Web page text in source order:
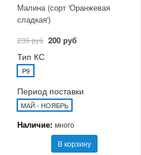
Малина (сорт 'Оранжевая
сладкая')
235 руб 200 руб
Тип КС
P9
Период поставки
МАЙ - НОЯБРЬ
Наличие: много
В корзину